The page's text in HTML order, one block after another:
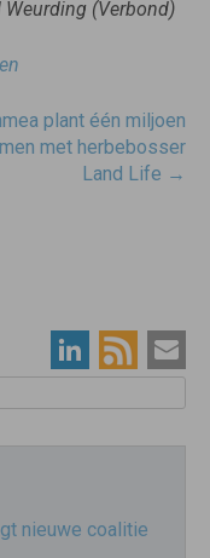
(Verbond)
plant één miljoen
met herbebosser
Land Life →
nieuwe coalitie